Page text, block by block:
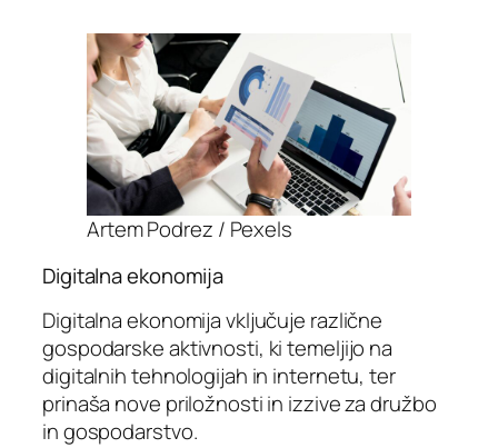
Artem Podrez / Pexels
Digitalna ekonomija
Digitalna ekonomija vključuje različne
gospodarske aktivnosti, ki temeljijo na
digitalnih tehnologijah in internetu, ter
prinaša nove priložnosti in izzive za družbo
in gospodarstvo.